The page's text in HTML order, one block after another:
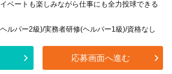
ベートも楽しみながら仕事にも全力投球できる
ルパー2級)/実務者研修(ヘルパー1級)/資格なし
応募画面へ進む